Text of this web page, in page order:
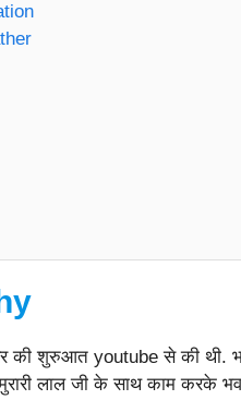
की शुरुआत youtube से की थी.
लाल जी के साथ काम करके